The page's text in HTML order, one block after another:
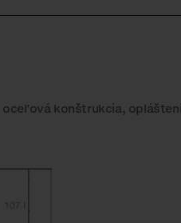
oceľová konštrukcia,